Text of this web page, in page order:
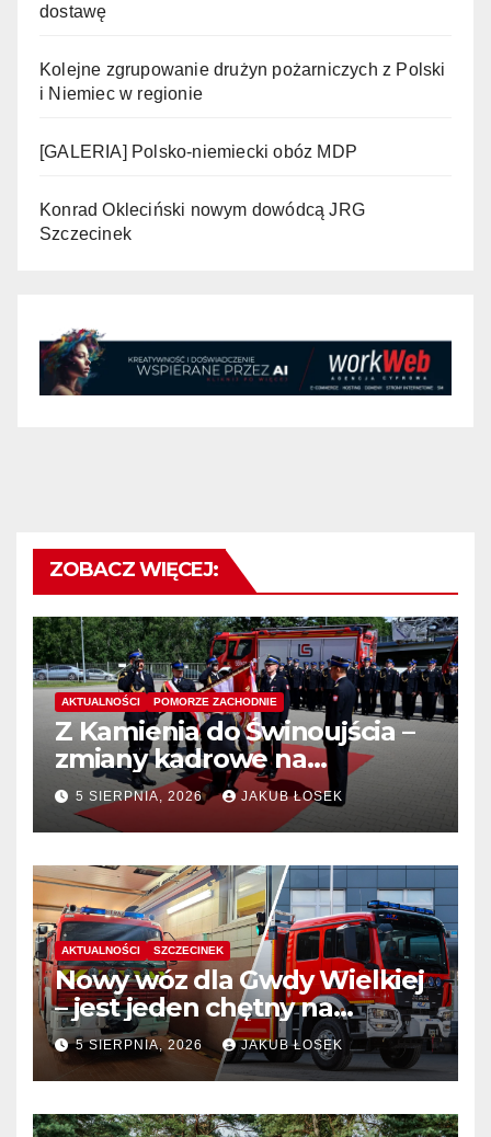
dostawę
Kolejne zgrupowanie drużyn pożarniczych z Polski
i Niemiec w regionie
[GALERIA] Polsko-niemiecki obóz MDP
Konrad Okleciński nowym dowódcą JRG
Szczecinek
ZOBACZ WIĘCEJ:
AKTUALNOŚCI POMORZE ZACHODNIE
Z Kamienia do Świnoujścia –
zmiany kadrowe na
stanowiskach komendantów
5 SIERPNIA, 2026 JAKUB ŁOSEK
AKTUALNOŚCI SZCZECINEK
Nowy wóz dla Gwdy Wielkiej
– jest jeden chętny na
dostawę
5 SIERPNIA, 2026 JAKUB ŁOSEK